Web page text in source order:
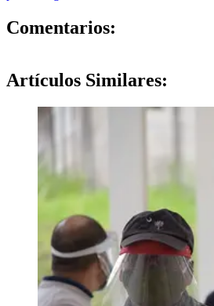
Comentarios:
Artículos Similares: